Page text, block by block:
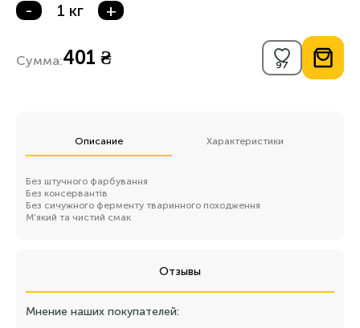
- 1 кг +
Сумма:401 ₴
Описание Характеристики
Без штучного фарбування
Без консервантів
Без сичужного ферменту тваринного походження
М'який та чистий смак
Отзывы
Мнение наших покупателей: